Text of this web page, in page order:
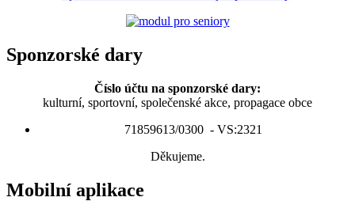
Sponzorské dary
Číslo účtu na sponzorské dary:
kulturní, sportovní, společenské akce, propagace obce
71859613/0300 - VS:2321
Děkujeme.
Mobilní aplikace